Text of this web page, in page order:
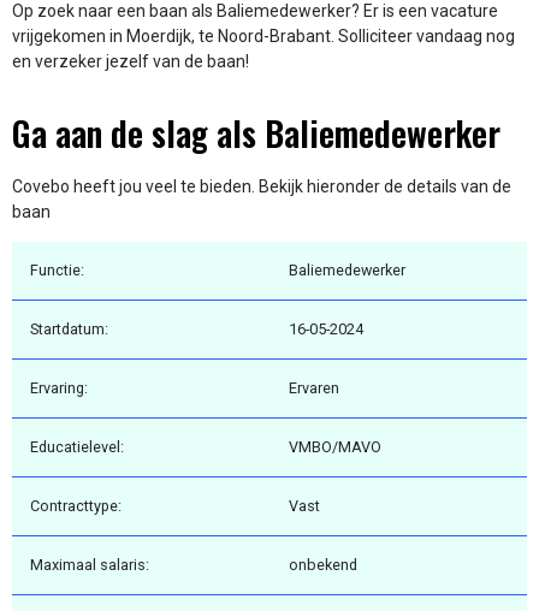
Op zoek naar een baan als Baliemedewerker? Er is een vacature
vrijgekomen in Moerdijk, te Noord-Brabant. Solliciteer vandaag nog
en verzeker jezelf van de baan!
Ga aan de slag als Baliemedewerker
Covebo heeft jou veel te bieden. Bekijk hieronder de details van de
baan
Functie: Baliemedewerker
Startdatum: 16-05-2024
Ervaring: Ervaren
Educatielevel: VMBO/MAVO
Contracttype: Vast
Maximaal salaris: onbekend